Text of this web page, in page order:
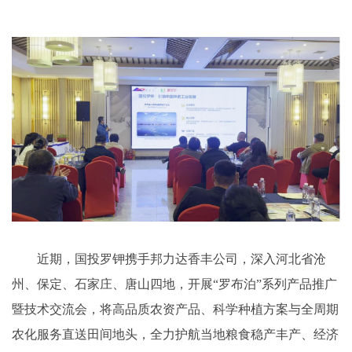
近期，国投罗钾携手邦力达香丰公司，深入河北省沧
州、保定、石家庄、唐山四地，开展“罗布泊”系列产品推广
暨技术交流会，将高品质农资产品、科学种植方案与全周期
农化服务直送田间地头，全力护航当地粮食稳产丰产、经济